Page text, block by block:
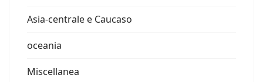
Asia-centrale e Caucaso
oceania
Miscellanea